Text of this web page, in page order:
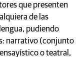
que presenten
de las
pudiendo
narrativo (conjunto
o teatral,